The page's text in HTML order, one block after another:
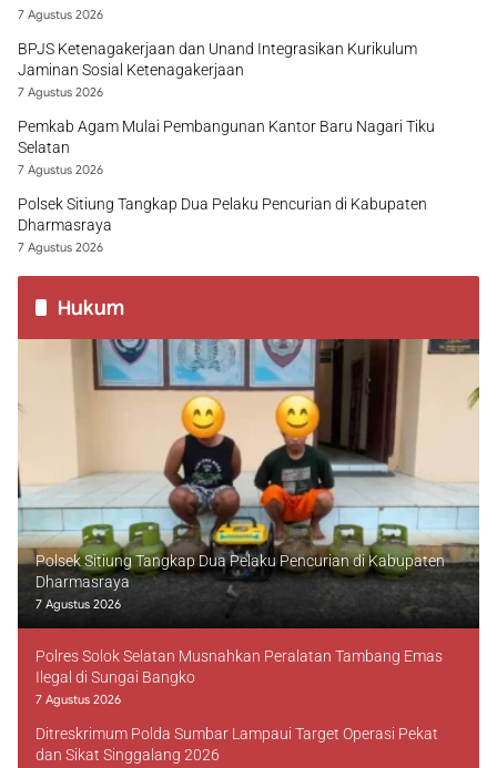
7 Agustus 2026
BPJS Ketenagakerjaan dan Unand Integrasikan Kurikulum
Jaminan Sosial Ketenagakerjaan
7 Agustus 2026
Pemkab Agam Mulai Pembangunan Kantor Baru Nagari Tiku
Selatan
7 Agustus 2026
Polsek Sitiung Tangkap Dua Pelaku Pencurian di Kabupaten
Dharmasraya
7 Agustus 2026
Hukum
Polsek Sitiung Tangkap Dua Pelaku Pencurian di Kabupaten
Dharmasraya
7 Agustus 2026
Polres Solok Selatan Musnahkan Peralatan Tambang Emas
Ilegal di Sungai Bangko
7 Agustus 2026
Ditreskrimum Polda Sumbar Lampaui Target Operasi Pekat
dan Sikat Singgalang 2026